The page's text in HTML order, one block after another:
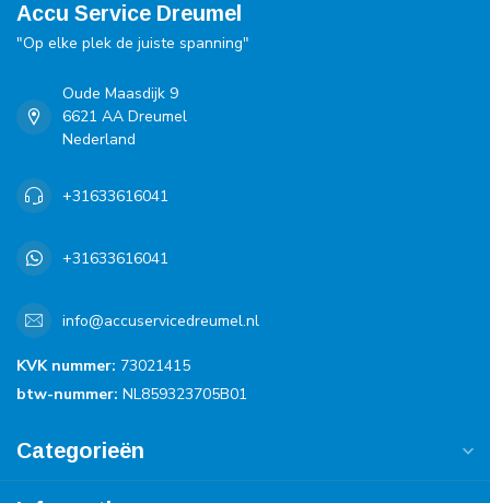
Accu Service Dreumel
"Op elke plek de juiste spanning"
Oude Maasdijk 9
6621 AA Dreumel
Nederland
+31633616041
+31633616041
info@accuservicedreumel.nl
KVK nummer: 73021415
btw-nummer: NL859323705B01
Categorieën